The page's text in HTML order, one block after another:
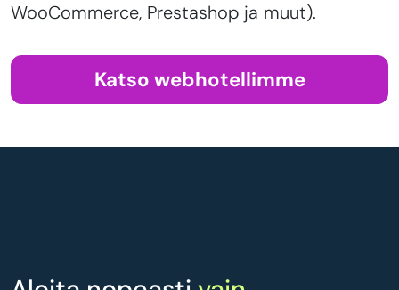
WooCommerce, Prestashop ja muut).
Katso webhotellimme